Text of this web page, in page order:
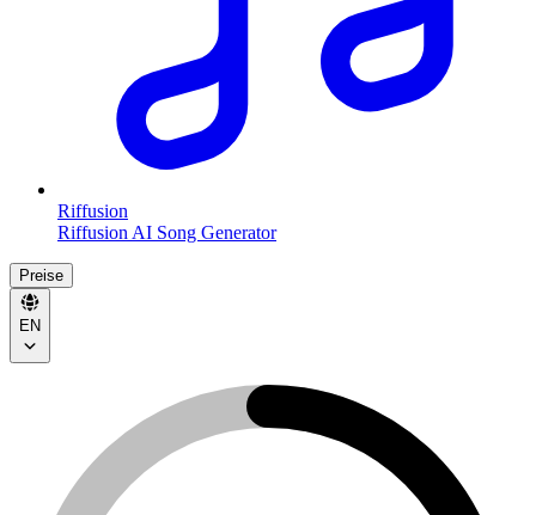
Riffusion
Riffusion AI Song Generator
Preise
EN